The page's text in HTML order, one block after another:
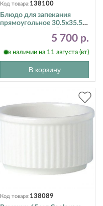
Код товара:138100
Блюдо для запекания
прямоугольное 30.5х35.5
(Стилайт) 110103315 700 р.
в наличии на 11 августа (вт)
В корзину
Код товара:138089